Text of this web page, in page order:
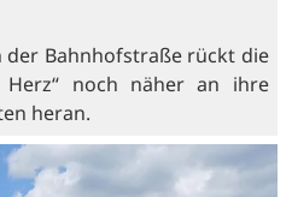
der Bahnhofstraße rückt die
Herz“ noch näher an ihre
heran.